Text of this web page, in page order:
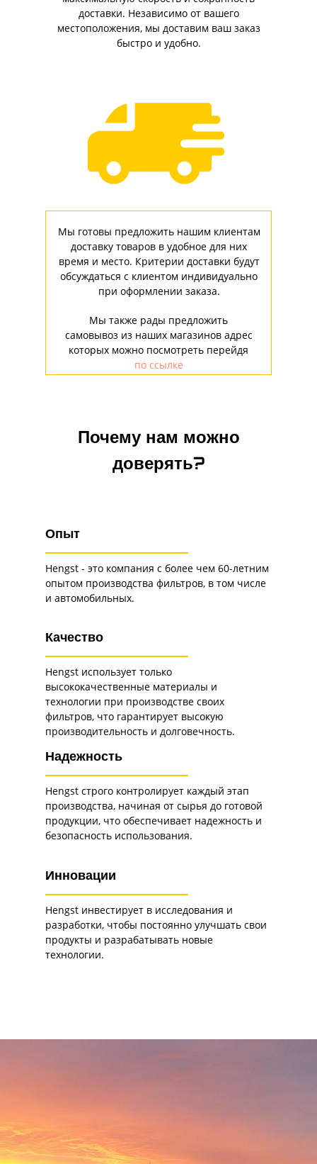
Мы готовы предложить нашим клиентам
доставку товаров в удобное для них
время и место. Критерии доставки будут
обсуждаться с клиентом индивидуально
при оформлении заказа.
Мы также рады предложить
самовывоз из наших магазинов адрес
которых можно посмотреть перейдя
по ссылке
доставки. Независимо от вашего
местоположения, мы доставим ваш заказ
быстро и удобно.
Почему нам можно
доверять?
Опыт
Hengst - это компания с более чем 60-летним
опытом производства фильтров, в том числе
и автомобильных.
Качество
Надежность
Hengst использует только
высококачественные материалы и
технологии при производстве своих
фильтров, что гарантирует высокую
производительность и долговечность.
Инновации
Hengst строго контролирует каждый этап
производства, начиная от сырья до готовой
продукции, что обеспечивает надежность и
безопасность использования.
Hengst инвестирует в исследования и
разработки, чтобы постоянно улучшать свои
продукты и разрабатывать новые
технологии.